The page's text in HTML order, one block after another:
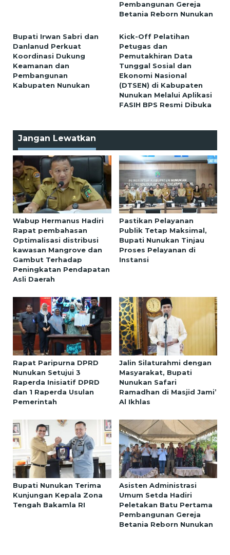
Pembangunan Gereja
Betania Reborn Nunukan
Bupati Irwan Sabri dan
Danlanud Perkuat
Koordinasi Dukung
Keamanan dan
Pembangunan
Kabupaten Nunukan
Kick-Off Pelatihan
Petugas dan
Pemutakhiran Data
Tunggal Sosial dan
Ekonomi Nasional
(DTSEN) di Kabupaten
Nunukan Melalui Aplikasi
FASIH BPS Resmi Dibuka
Jangan Lewatkan
Wabup Hermanus Hadiri
Rapat pembahasan
Optimalisasi distribusi
kawasan Mangrove dan
Gambut Terhadap
Peningkatan Pendapatan
Asli Daerah
Pastikan Pelayanan
Publik Tetap Maksimal,
Bupati Nunukan Tinjau
Proses Pelayanan di
Instansi
Rapat Paripurna DPRD
Nunukan Setujui 3
Raperda Inisiatif DPRD
dan 1 Raperda Usulan
Pemerintah
Jalin Silaturahmi dengan
Masyarakat, Bupati
Nunukan Safari
Ramadhan di Masjid Jami’
Al Ikhlas
Bupati Nunukan Terima
Kunjungan Kepala Zona
Tengah Bakamla RI
Asisten Administrasi
Umum Setda Hadiri
Peletakan Batu Pertama
Pembangunan Gereja
Betania Reborn Nunukan